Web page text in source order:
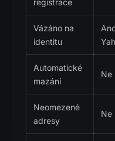
registrace
Vázáno na
identitu
Automatické
mazání
Ne
Neomezené
adresy
Ne